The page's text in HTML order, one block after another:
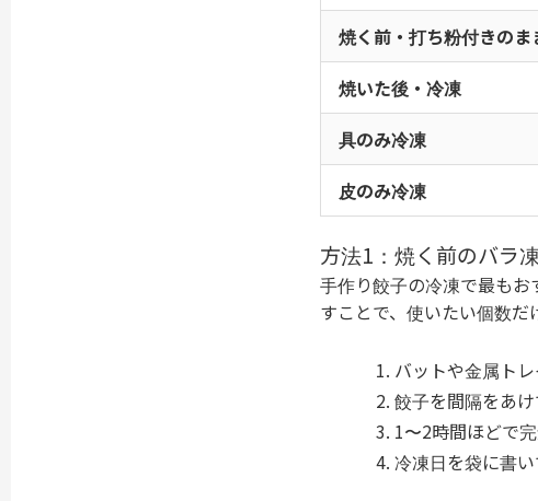
焼く前・打ち粉付きのま
焼いた後・冷凍
具のみ冷凍
皮のみ冷凍
方法1：焼く前のバラ
手作り餃子の冷凍で最もお
すことで、使いたい個数だ
バットや金属ト
餃子を間隔をあ
1〜2時間ほどで
冷凍日を袋に書